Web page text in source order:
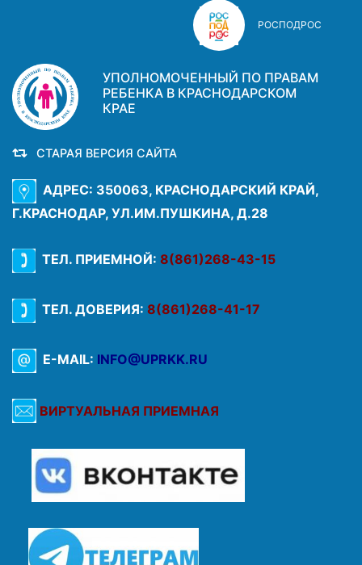
РОСПОДРОС
УПОЛНОМОЧЕННЫЙ ПО ПРАВАМ
РЕБЕНКА В КРАСНОДАРСКОМ
КРАЕ
СТАРАЯ ВЕРСИЯ САЙТА
АДРЕС: 350063, КРАСНОДАРСКИЙ КРАЙ,
Г.КРАСНОДАР, УЛ.ИМ.ПУШКИНА, Д.28
ТЕЛ. ПРИЕМНОЙ: 8(861)268-43-15
ТЕЛ. ДОВЕРИЯ: 8(861)268-41-17
E-MAIL: INFO@UPRKK.RU
ВИРТУАЛЬНАЯ ПРИЕМНАЯ